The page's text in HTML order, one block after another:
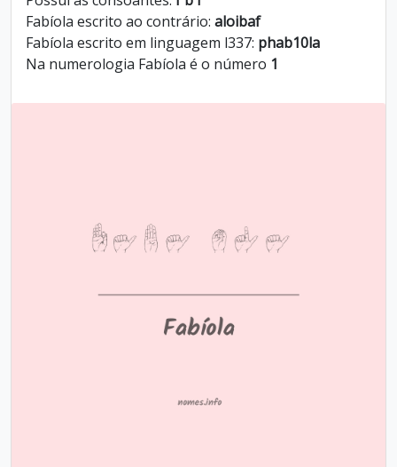
Fabíola escrito ao contrário: aloibaf
Fabíola escrito em linguagem l337: phab10la
Na numerologia Fabíola é o número 1